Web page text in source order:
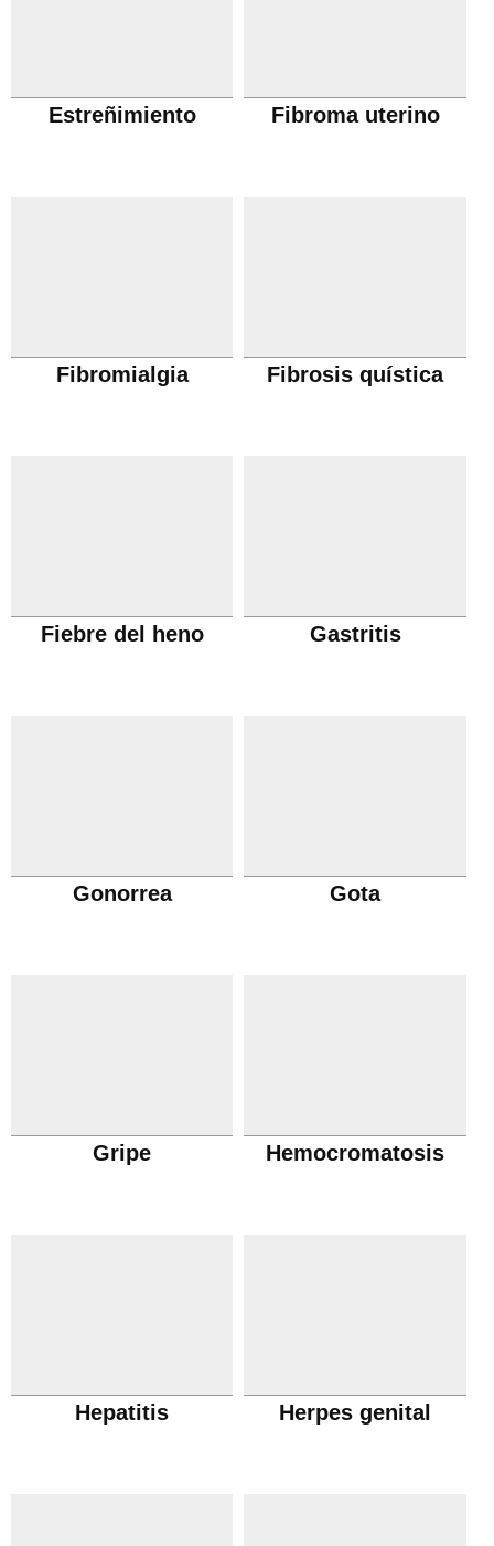
Estreñimiento Fibroma uterino
Fibromialgia Fibrosis quística
Fiebre del heno Gastritis
Gonorrea Gota
Gripe Hemocromatosis
Hepatitis Herpes genital